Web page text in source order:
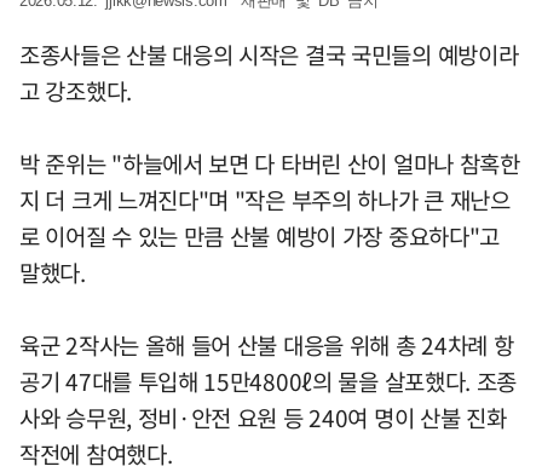
조종사들은 산불 대응의 시작은 결국 국민들의 예방이라
고 강조했다.
박 준위는 "하늘에서 보면 다 타버린 산이 얼마나 참혹한
지 더 크게 느껴진다"며 "작은 부주의 하나가 큰 재난으
로 이어질 수 있는 만큼 산불 예방이 가장 중요하다"고
말했다.
육군 2작사는 올해 들어 산불 대응을 위해 총 24차례 항
공기 47대를 투입해 15만4800ℓ의 물을 살포했다. 조종
사와 승무원, 정비·안전 요원 등 240여 명이 산불 진화
작전에 참여했다.